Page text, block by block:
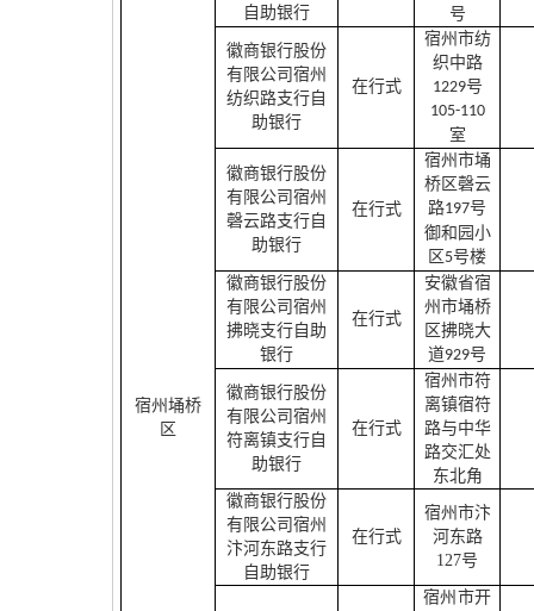
宿州埇桥
区
自助银行
号
徽商银行股份
有限公司宿州
纺织路支行自
助银行
在行式
宿州市纺
织中路
1229号
105-110
室
徽商银行股份
有限公司宿州
磬云路支行自
助银行
在行式
宿州市埇
桥区磬云
路197号
御和园小
区 5号楼
徽商银行股份
有限公司宿州
拂晓支行自助
银行
在行式
安徽省宿
州市埇桥
区拂晓大
道929号
徽商银行股份
有限公司宿州
符离镇支行自
助银行
在行式
宿州市符
离镇宿符
路与中华
路交汇处
东北角
徽商银行股份
有限公司宿州
汴河东路支行
自助银行
在行式
宿州市汴
河东路
127号
宿州市开